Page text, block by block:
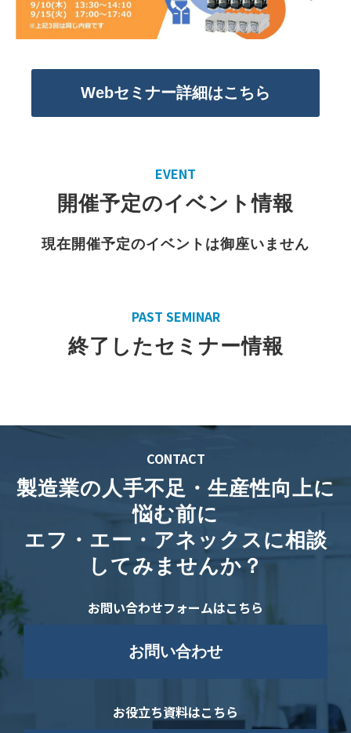
Webセミナー詳細はこちら
EVENT
開催予定のイベント情報
現在開催予定のイベントは御座いません
PAST SEMINAR
終了したセミナー情報
CONTACT
製造業の人手不足・生産性向上に
悩む前に
エフ・エー・アネックスに相談
してみませんか？
お問い合わせフォームはこちら
お問い合わせ
お役立ち資料はこちら